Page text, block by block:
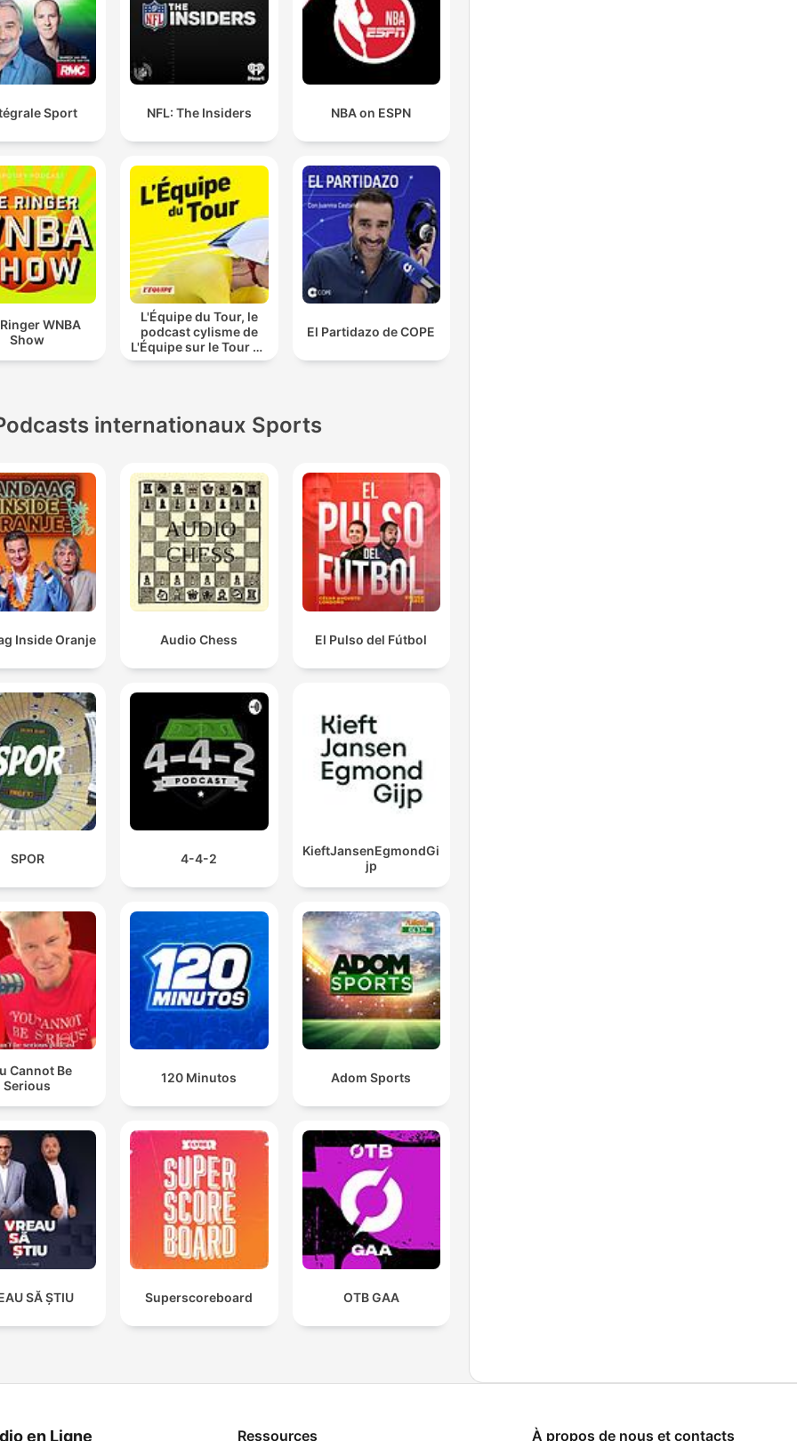
Sport NFL: The Insiders NBA on ESPN
WNBA
Show
L'Équipe du Tour, le
podcast cylisme de
L'Équipe sur le Tour de
France
El Partidazo de COPE
internationaux Sports
Inside Oranje Audio Chess El Pulso del Fútbol
SPOR 4-4-2
KieftJansenEgmondGi
jp
Cannot Be
Serious
120 Minutos Adom Sports
SĂ ȘTIU Superscoreboard OTB GAA
en Ligne Ressources À propos de nous et contacts